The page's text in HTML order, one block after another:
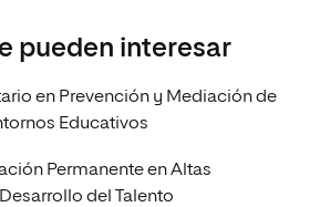
pueden interesar
en Prevención y Mediación de
Educativos
Permanente en Altas
del Talento